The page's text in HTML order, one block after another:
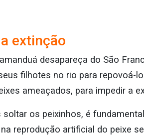
extinção
desapareça do São
filhotes no rio para repovoá-
ameaçados, para impedir a
soltar os peixinhos, é
reprodução artificial do peixe